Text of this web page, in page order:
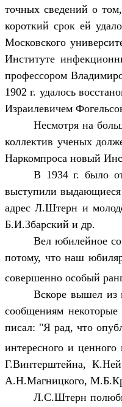
точных сведений о
короткий срок ей
Московского
Институте
профессором
1902 г. удалось
Израилевичем
Несмотря на
коллектив ученых
Наркомпроса новый
В 1934 г. было
выступили выдающиеся
адрес Л.Штерн и
Б.И.Збарский и др.
Вел юбилейное
потому, что наш
совершенно особый
Вскоре вышел из
сообщениям
писал: "Я рад, что
интересного и ценного
Г.Винтерштейна,
А.Н.Магницкого,
Л.С.Штерн